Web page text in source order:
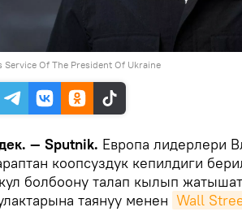
Service Of The President Of Ukraine
— Sputnik. Европа лидерлери
коопсуздук кепилдиги
болбоону талап кылып
таянуу менен Wall